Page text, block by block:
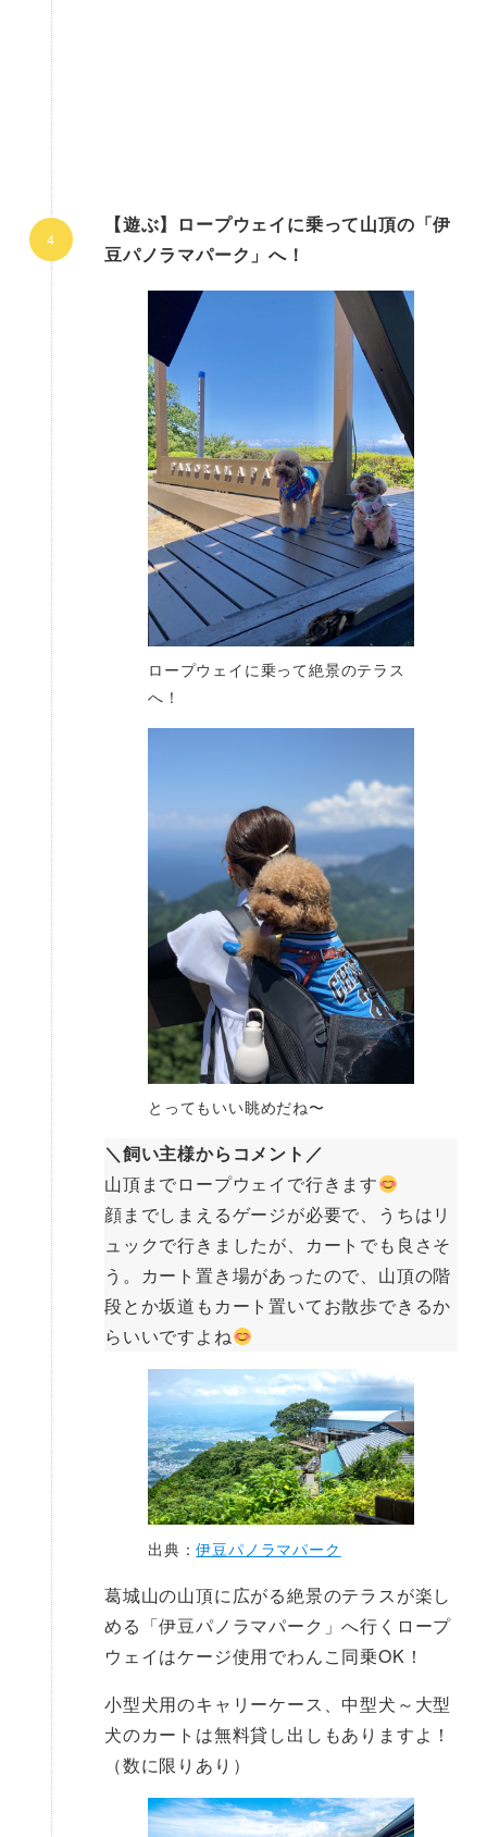
【遊ぶ】ロープウェイに乗って山頂の「伊
豆パノラマパーク」へ！
ロープウェイに乗って絶景のテラス
へ！
とってもいい眺めだね〜
＼飼い主様からコメント／
山頂までロープウェイで行きます
顔までしまえるゲージが必要で、うちはリ
ュックで行きましたが、カートでも良さそ
う。カート置き場があったので、山頂の階
段とか坂道もカート置いてお散歩できるか
らいいですよね
出典：伊豆パノラマパーク
葛城山の山頂に広がる絶景のテラスが楽し
める「伊豆パノラマパーク」へ行くロープ
ウェイはケージ使用でわんこ同乗OK！
小型犬用のキャリーケース、中型犬～大型
犬のカートは無料貸し出しもありますよ！
（数に限りあり）